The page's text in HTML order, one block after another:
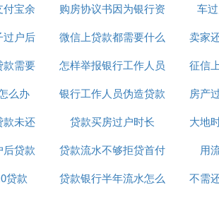
钥匙，但也有卖家为了安全起见，
给买家。只要双方签订好合同，并
的责任归属。若因买方个人信用、
相关条款进行协商。
宝余
购房协议书因为银行资
料不全贷款
车
过户后
微信上贷款都需要什么
资料吗
卖家
款需要
怎样举报银行工作人员
违规操作贷款
征信
么办
银行工作人员伪造贷款
人签字
房产
款未还
贷款买房过户时长 大地
贷款
贷款流水不够拒贷首付 用
贷款
贷款银行半年流水怎么
不需